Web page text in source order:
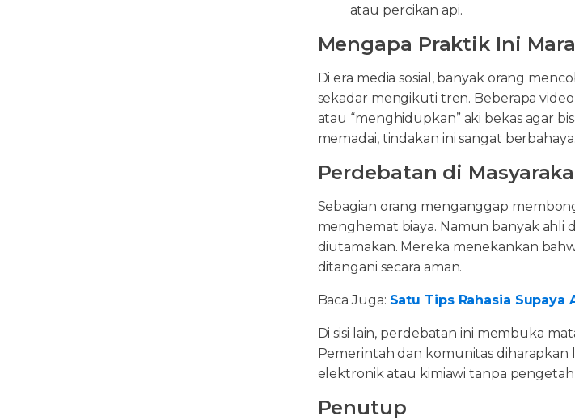
atau percikan api.
Mengapa Praktik Ini
Di era media sosial, banyak orang
sekadar mengikuti tren. Beberapa
atau “menghidupkan” aki bekas agar
memadai, tindakan ini sangat berbahaya.
Perdebatan di
Sebagian orang menganggap
menghemat biaya. Namun banyak
diutamakan. Mereka menekankan
ditangani secara aman.
Baca Juga: Satu Tips Rahasia Supaya
Di sisi lain, perdebatan ini membuka
Pemerintah dan komunitas
elektronik atau kimiawi tanpa
Penutup